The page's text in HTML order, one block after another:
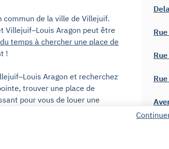
commun de la ville de Villejuif.
Villejuif–Louis Aragon peut être
temps à chercher une place de
!
Aragon et recherchez
trouver une place de
pour vous de louer une
les